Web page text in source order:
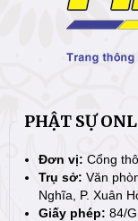
PHẬT SỰ
Đơn vị: Cổng
Trụ sở: Văn
Nghĩa, P. Xuân
Giấy phép: 84/